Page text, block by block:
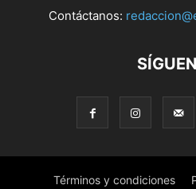
Contáctanos:
Términos y condiciones